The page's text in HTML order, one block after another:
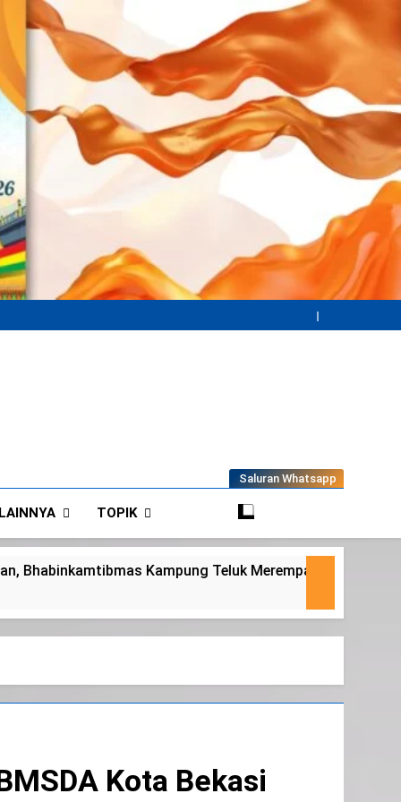
Saluran Whatsapp
TOPIK
Merempan Tinjau Tanaman Jagung Waga
Kota Bekasi